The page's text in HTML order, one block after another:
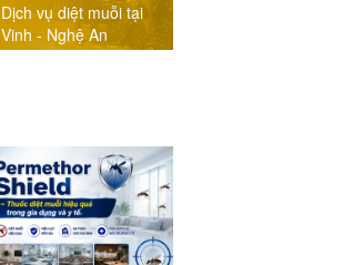
Dịch vụ diệt muỗi tại
Vinh - Nghệ An